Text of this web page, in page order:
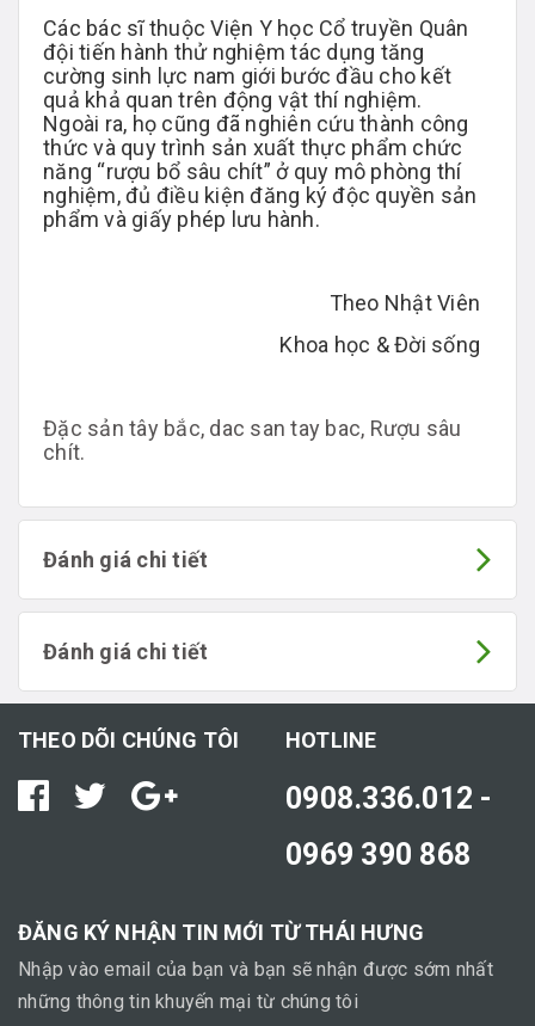
Các bác sĩ thuộc Viện Y học Cổ truyền Quân
đội tiến hành thử nghiệm tác dụng tăng
cường sinh lực nam giới bước đầu cho kết
quả khả quan trên động vật thí nghiệm.
Ngoài ra, họ cũng đã nghiên cứu thành công
thức và quy trình sản xuất thực phẩm chức
năng “rượu bổ sâu chít” ở quy mô phòng thí
nghiệm, đủ điều kiện đăng ký độc quyền sản
phẩm và giấy phép lưu hành.
Theo Nhật Viên
Khoa học & Đời sống
Đặc sản tây bắc, dac san tay bac, Rượu sâu
chít.
Đánh giá chi tiết
Đánh giá chi tiết
THEO DÕI CHÚNG TÔI HOTLINE
0908.336.012 -
0969 390 868
ĐĂNG KÝ NHẬN TIN MỚI TỪ THÁI HƯNG
Nhập vào email của bạn và bạn sẽ nhận được sớm nhất
những thông tin khuyến mại từ chúng tôi